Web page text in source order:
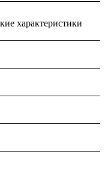
характеристики